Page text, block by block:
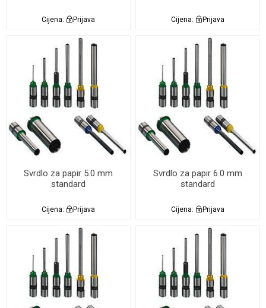
Cijena: Prijava Cijena: Prijava
Svrdlo za papir 5.0 mm
standard
Cijena: Prijava
Svrdlo za papir 6.0 mm
standard
Cijena: Prijava